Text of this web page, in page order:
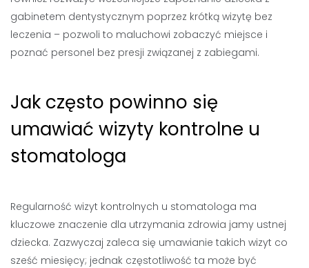
gabinetem dentystycznym poprzez krótką wizytę bez
leczenia – pozwoli to maluchowi zobaczyć miejsce i
poznać personel bez presji związanej z zabiegami.
Jak często powinno się
umawiać wizyty kontrolne u
stomatologa
Regularność wizyt kontrolnych u stomatologa ma
kluczowe znaczenie dla utrzymania zdrowia jamy ustnej
dziecka. Zazwyczaj zaleca się umawianie takich wizyt co
sześć miesięcy; jednak częstotliwość ta może być